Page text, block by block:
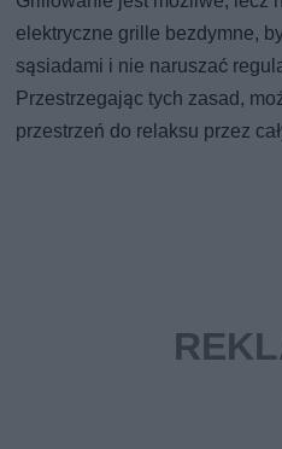
elektryczne grille bezdymne,
sąsiadami i nie naruszać
Przestrzegając tych zasad,
przestrzeń do relaksu przez